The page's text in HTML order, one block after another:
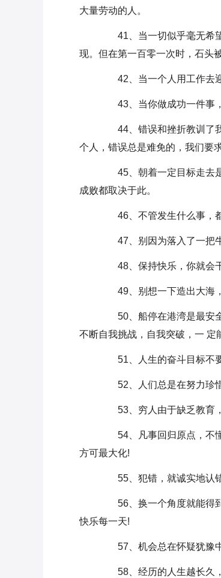
大量劳动的人。
41、当一切似乎毫无希望
现。但在第一百零一次时，石头
42、当一个人用工作去迎
43、当你做成功一件事，
44、错误和挫折教训了我
个人，错误总是难免的，我们要
45、朝着一定目标走去是“
成败都取决于此。
46、不管发生什么事，都
47、别因为落入了一把牛
48、保持快乐，你就会干
49、别想一下造出大海，
50、船停在港湾是最安全
不断自我挑战，自我突破，一 定
51、人生的奋斗目标不要
52、人们总是在努力珍惜
53、穷人由于缺乏教育，
54、凡事回归原点，不懂
方可最大化!
55、犯错，就诚实地认错
56、换一个角度就能得到
快乐每一天!
57、机会总在怀疑犹豫
58、经历的人生越长久，